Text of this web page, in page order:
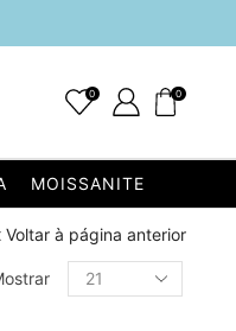
0 0
MOISSANITE
Voltar à página anterior